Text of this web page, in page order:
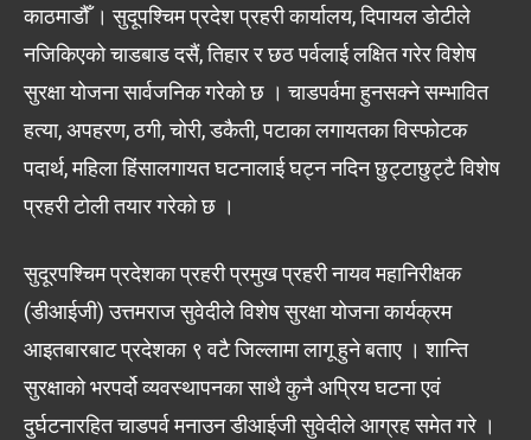
काठमाडौँ । सुदूपश्चिम प्रदेश प्रहरी कार्यालय, दिपायल डोटीले
नजिकिएको चाडबाड दसैं, तिहार र छठ पर्वलाई लक्षित गरेर विशेष
सुरक्षा योजना सार्वजनिक गरेको छ । चाडपर्वमा हुनसक्ने सम्भावित
हत्या, अपहरण, ठगी, चोरी, डकैती, पटाका लगायतका विस्फोटक
पदार्थ, महिला हिंसालगायत घटनालाई घट्न नदिन छुट्टाछुट्टै विशेष
प्रहरी टोली तयार गरेको छ ।
सुदूरपश्चिम प्रदेशका प्रहरी प्रमुख प्रहरी नायव महानिरीक्षक
(डीआईजी) उत्तमराज सुवेदीले विशेष सुरक्षा योजना कार्यक्रम
आइतबारबाट प्रदेशका ९ वटै जिल्लामा लागू हुने बताए । शान्ति
सुरक्षाको भरपर्दो व्यवस्थापनका साथै कुनै अप्रिय घटना एवं
दुर्घटनारहित चाडपर्व मनाउन डीआईजी सुवेदीले आग्रह समेत गरे ।